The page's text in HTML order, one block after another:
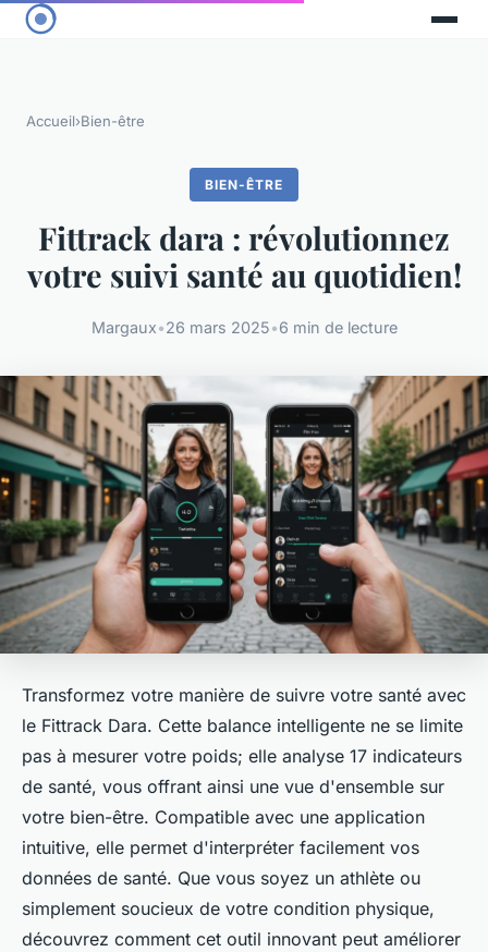
Accueil›Bien-être
BIEN-ÊTRE
Fittrack dara : révolutionnez
votre suivi santé au quotidien!
Margaux•26 mars 2025•6 min de lecture
Transformez votre manière de suivre votre santé avec
le Fittrack Dara. Cette balance intelligente ne se limite
pas à mesurer votre poids; elle analyse 17 indicateurs
de santé, vous offrant ainsi une vue d'ensemble sur
votre bien-être. Compatible avec une application
intuitive, elle permet d'interpréter facilement vos
données de santé. Que vous soyez un athlète ou
simplement soucieux de votre condition physique,
découvrez comment cet outil innovant peut améliorer